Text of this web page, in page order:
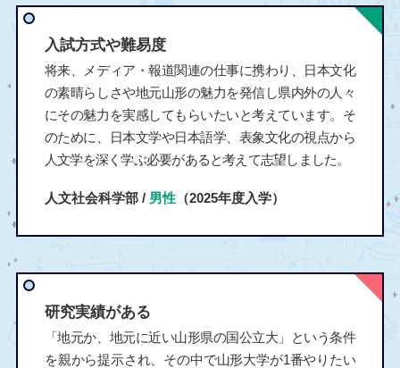
入試方式や難易度
将来、メディア・報道関連の仕事に携わり、日本文化
の素晴らしさや地元山形の魅力を発信し県内外の人々
にその魅力を実感してもらいたいと考えています。そ
のために、日本文学や日本語学、表象文化の視点から
人文学を深く学ぶ必要があると考えて志望しました。
人文社会科学部 / 男性（2025年度入学）
研究実績がある
「地元か、地元に近い山形県の国公立大」という条件
を親から提示され、その中で山形大学が1番やりたい